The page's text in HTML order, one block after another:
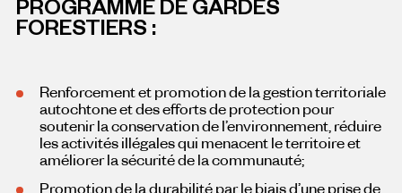
FORESTIERS :
Renforcement et promotion de la gestion territoriale
autochtone et des efforts de protection pour
soutenir la conservation de l’environnement, réduire
les activités illégales qui menacent le territoire et
améliorer la sécurité de la communauté;
Promotion de la durabilité par le biais d’une prise de